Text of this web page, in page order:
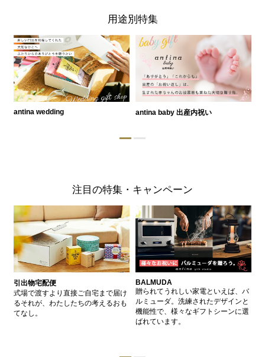
用途別特集
antina wedding antina baby 出産内祝い
注目の特集・キャンペーン
引出物宅配便
式場で渡すより直接ご自宅まで届け
るそれが、わたしたちの考えるおも
てなし。
BALMUDA
贈られてうれしい家電といえば、バ
ルミューダ。洗練されたデザインと
機能性で、様々なギフトシーンに選
ばれています。